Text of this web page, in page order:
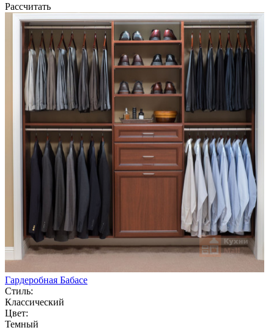
Рассчитать
Гардеробная Бабасе
Стиль:
Классический
Цвет:
Темный